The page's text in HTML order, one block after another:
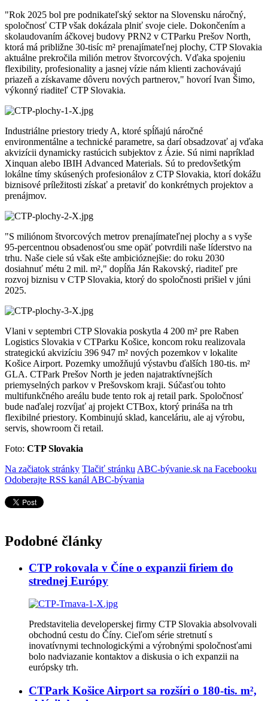
"Rok 2025 bol pre podnikateľský sektor na Slovensku náročný,
spoločnosť CTP však dokázala plniť svoje ciele. Dokončením a
skolaudovaním áčkovej budovy PRN2 v CTParku Prešov North,
ktorá má približne 30-tisíc m² prenajímateľnej plochy, CTP Slovakia
aktuálne prekročila milión metrov štvorcových. Vďaka spojeniu
flexibility, profesionality a jasnej vízie nám klienti zachovávajú
priazeň a získavame dôveru nových partnerov," hovorí Ivan Šimo,
výkonný riaditeľ CTP Slovakia.
Industriálne priestory triedy A, ktoré spĺňajú náročné
environmentálne a technické parametre, sa darí obsadzovať aj vďaka
akvizícii dynamicky rastúcich subjektov z Ázie. Sú nimi napríklad
Xinquan alebo IBIH Advanced Materials. Sú to predovšetkým
lokálne tímy skúsených profesionálov z CTP Slovakia, ktorí dokážu
biznisové príležitosti získať a pretaviť do konkrétnych projektov a
prenájmov.
"S miliónom štvorcových metrov prenajímateľnej plochy a s vyše
95-percentnou obsadenosťou sme opäť potvrdili naše líderstvo na
trhu. Naše ciele sú však ešte ambicióznejšie: do roku 2030
dosiahnuť métu 2 mil. m²," dopĺňa Ján Rakovský, riaditeľ pre
rozvoj biznisu v CTP Slovakia, ktorý do spoločnosti prišiel v júni
2025.
Vlani v septembri CTP Slovakia poskytla 4 200 m² pre Raben
Logistics Slovakia v CTParku Košice, koncom roku realizovala
strategickú akvizíciu 396 947 m² nových pozemkov v lokalite
Košice Airport. Pozemky umožňujú výstavbu ďalších 180-tis. m²
GLA. CTPark Prešov North je jeden najatraktívnejších
priemyselných parkov v Prešovskom kraji. Súčasťou tohto
multifunkčného areálu bude tento rok aj retail park. Spoločnosť
bude naďalej rozvíjať aj projekt CTBox, ktorý prináša na trh
flexibilné priestory. Kombinujú sklad, kanceláriu, ale aj výrobu,
servis, showroom či retail.
Foto: CTP Slovakia
Na začiatok stránky Tlačiť stránku ABC-bývanie.sk na Facebooku
Odoberajte RSS kanál ABC-bývania
Podobné články
CTP rokovala v Číne o expanzii firiem do
strednej Európy
Predstavitelia developerskej firmy CTP Slovakia absolvovali
obchodnú cestu do Číny. Cieľom série stretnutí s
inovatívnymi technologickými a výrobnými spoločnosťami
bolo nadviazanie kontaktov a diskusia o ich expanzii na
európsky trh.
CTPark Košice Airport sa rozšíri o 180-tis. m²,